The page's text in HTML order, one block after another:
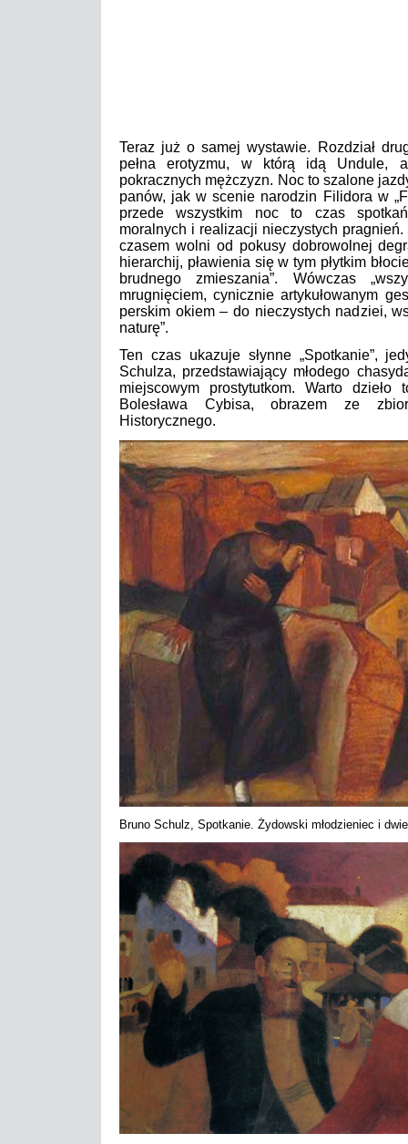
Teraz już o samej wystawie. Rozdział
pełna erotyzmu, w którą idą Undule,
pokracznych mężczyzn. Noc to szalone
panów, jak w scenie narodzin Filidora w
przede wszystkim noc to czas
moralnych i realizacji nieczystych
czasem wolni od pokusy dobrowolnej
hierarchij, pławienia się w tym płytkim
brudnego zmieszania”. Wówczas
mrugnięciem, cynicznie artykułowanym
perskim okiem – do nieczystych nadziei,
naturę”.
Ten czas ukazuje słynne „Spotkanie”,
Schulza, przedstawiający młodego
miejscowym prostytutkom. Warto dzieło
Bolesława Cybisa, obrazem ze
Historycznego.
Bruno Schulz, Spotkanie. Żydowski młodzieniec i